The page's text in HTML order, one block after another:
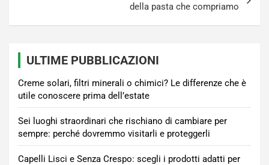
della pasta che compriamo
ULTIME PUBBLICAZIONI
Creme solari, filtri minerali o chimici? Le differenze che è
utile conoscere prima dell’estate
Sei luoghi straordinari che rischiano di cambiare per
sempre: perché dovremmo visitarli e proteggerli
Capelli Lisci e Senza Crespo: scegli i prodotti adatti per